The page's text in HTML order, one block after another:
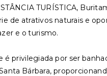
TURÍSTICA,
de atrativos naturais e
e o turismo.
é privilegiada por ser
Bárbara,